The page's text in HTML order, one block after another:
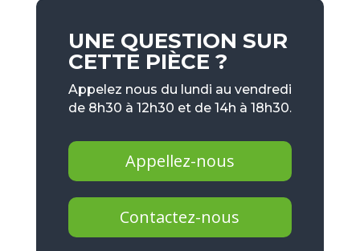
UNE QUESTION SUR
CETTE PIÈCE ?
Appelez nous du lundi au vendredi
de 8h30 à 12h30 et de 14h à 18h30.
Appellez-nous
Contactez-nous